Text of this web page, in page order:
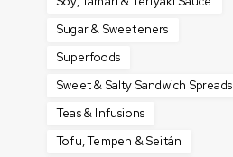
Sugar & Sweeteners
Superfoods
Sweet & Salty Sandwich Spreads
Teas & Infusions
Tofu, Tempeh & Seitán